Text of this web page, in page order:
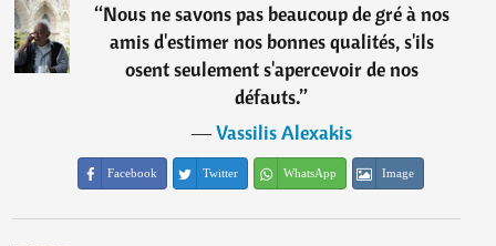
“Nous ne savons pas beaucoup de gré à nos
amis d'estimer nos bonnes qualités, s'ils
osent seulement s'apercevoir de nos
défauts.”
―Vassilis Alexakis
Facebook Twitter WhatsApp Image